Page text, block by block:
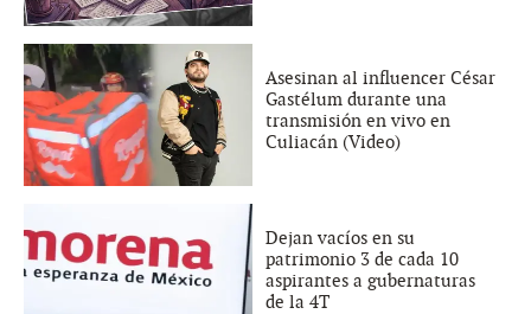
Asesinan al influencer César
Gastélum durante una
transmisión en vivo en
Culiacán (Video)
Dejan vacíos en su
patrimonio 3 de cada 10
aspirantes a gubernaturas
de la 4T